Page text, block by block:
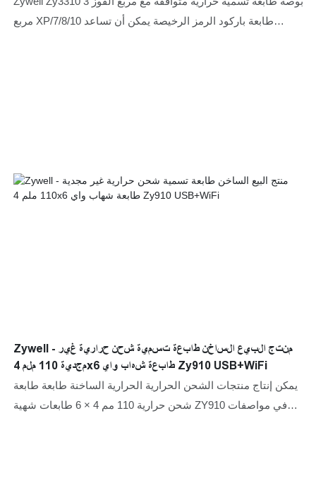
مربع XP/7/8/10 طابعة باركود الرمز الرخيصة يمكن أن تساعد
Zywell - منتج البيع الساخن طابعة تسمية شحن حرارية غير
مجدية 110 ملم 4x6 طابعة شهاب واي Zy910 USB+WiFi
يمكن إنتاج منتجات الشحن الحرارية الحرارية الساخنة طابعة طابعة
شحن حرارية 110 مم 4 × 6 طابعات شهية ZY910 في مواصفات